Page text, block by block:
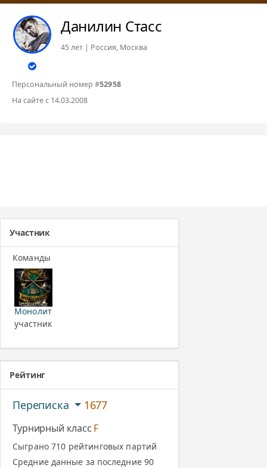
Данилин Стасс
45 лет | Россия, Москва
Персональный номер #52958
На сайте с 14.03.2008
Участник
Команды
Монолит
участник
Рейтинг
Переписка 1677
Турнирный класс F
Сыграно 710 рейтинговых партий
Средние данные за последние 90